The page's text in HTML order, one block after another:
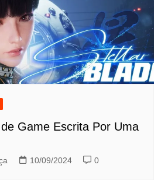
Game Escrita Por Uma
10/09/2024 0